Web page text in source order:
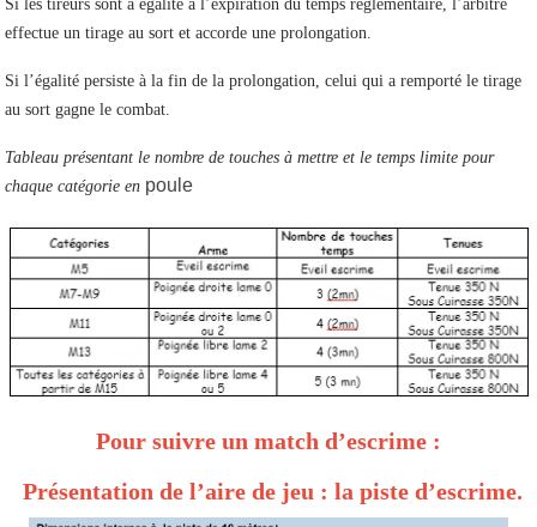
Si les tireurs sont à égalité à l’expiration du temps réglementaire, l’arbitre
effectue un tirage au sort et accorde une prolongation.
Si l’égalité persiste à la fin de la prolongation, celui qui a remporté le tirage
au sort gagne le combat.
Tableau présentant le nombre de touches à mettre et le temps limite pour
chaque catégorie en poule
Pour suivre un match d’escrime :
Présentation de l’aire de jeu : la piste d’escrime.